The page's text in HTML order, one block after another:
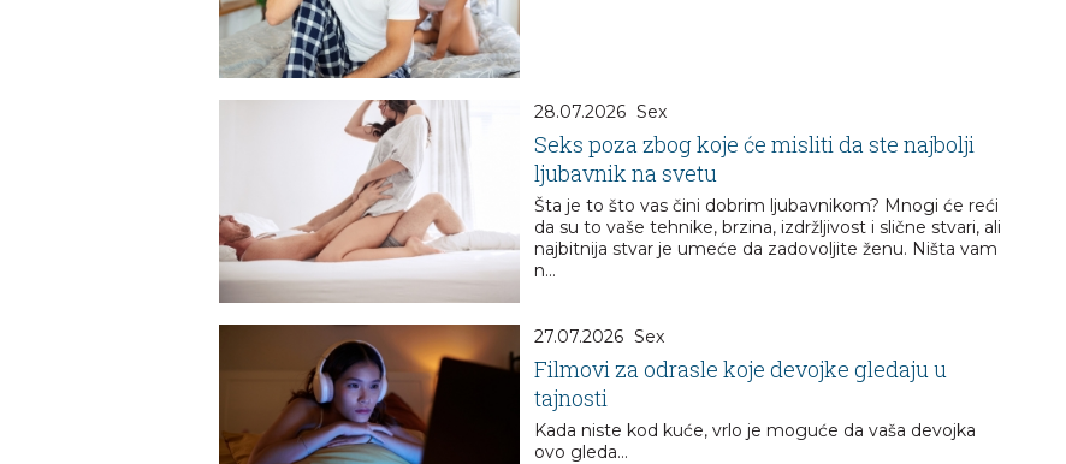
28.07.2026 Sex
Seks poza zbog koje će misliti da ste najbolji
ljubavnik na svetu
Šta je to što vas čini dobrim ljubavnikom? Mnogi će reći
da su to vaše tehnike, brzina, izdržljivost i slične stvari, ali
najbitnija stvar je umeće da zadovoljite ženu. Ništa vam
n...
27.07.2026 Sex
Filmovi za odrasle koje devojke gledaju u
tajnosti
Kada niste kod kuće, vrlo je moguće da vaša devojka
ovo gleda...